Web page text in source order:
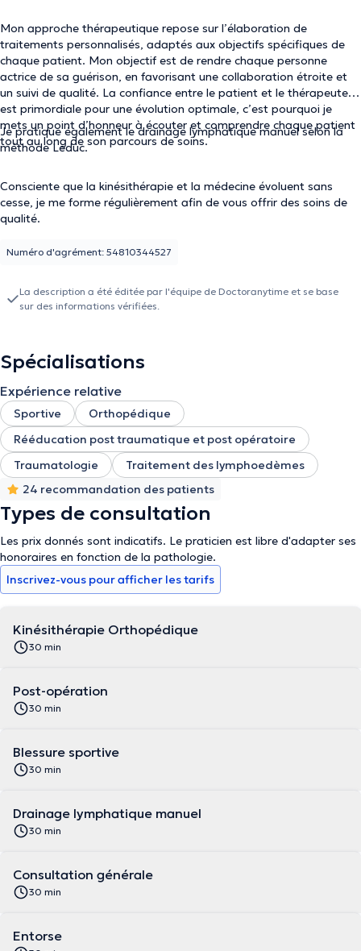
Mon approche thérapeutique repose sur l’élaboration de
traitements personnalisés, adaptés aux objectifs spécifiques de
chaque patient. Mon objectif est de rendre chaque personne
actrice de sa guérison, en favorisant une collaboration étroite et
un suivi de qualité. La confiance entre le patient et le thérapeute
est primordiale pour une évolution optimale, c’est pourquoi je
mets un point d’honneur à écouter et comprendre chaque patient
tout au long de son parcours de soins.
Je pratique également le drainage lymphatique manuel selon la
méthode Leduc.
Consciente que la kinésithérapie et la médecine évoluent sans
cesse, je me forme régulièrement afin de vous offrir des soins de
qualité.
Numéro d'agrément: 54810344527
La description a été éditée par l'équipe de Doctoranytime et se base
sur des informations vérifiées.
Spécialisations
Expérience relative
Sportive
Orthopédique
Rééducation post traumatique et post opératoire
Traumatologie
Traitement des lymphoedèmes
24 recommandation des patients
Types de consultation
Les prix donnés sont indicatifs. Le praticien est libre d'adapter ses
honoraires en fonction de la pathologie.
Inscrivez-vous pour afficher les tarifs
Kinésithérapie Orthopédique
30 min
Post-opération
30 min
Blessure sportive
30 min
Drainage lymphatique manuel
30 min
Consultation générale
30 min
Entorse